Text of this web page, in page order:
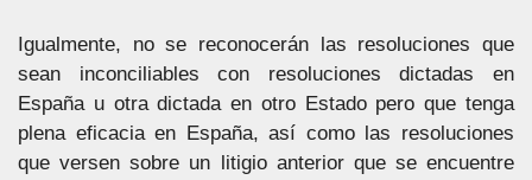
Igualmente, no se reconocerán las resoluciones que
sean inconciliables con resoluciones dictadas en
España u otra dictada en otro Estado pero que tenga
plena eficacia en España, así como las resoluciones
que versen sobre un litigio anterior que se encuentre